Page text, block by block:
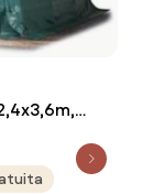
statica